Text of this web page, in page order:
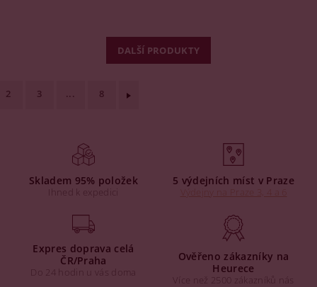
DALŠÍ PRODUKTY
2 3 ... 8
Skladem 95% položek
Ihned k expedici
5 výdejních míst v Praze
Expres doprava celá
ČR/Praha
Do 24 hodin u vás doma
Ověřeno zákazníky na
Heurece
Více než 2500 zákazníků nás